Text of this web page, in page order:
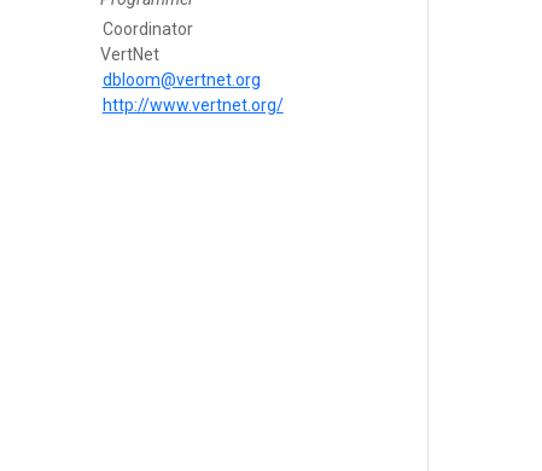
Coordinator
VertNet
dbloom@vertnet.org
http://www.vertnet.org/